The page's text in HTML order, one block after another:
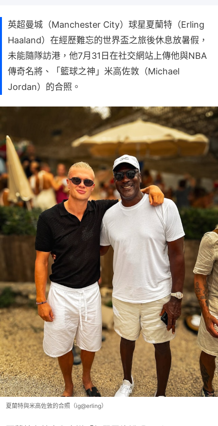
英超曼城（Manchester City）球星夏蘭特（Erling
Haaland）在經歷難忘的世界盃之旅後休息放暑假，
未能隨隊訪港，他7月31日在社交網站上傳他與NBA
傳奇名將、「籃球之神」米高佐敦（Michael
Jordan）的合照。
夏蘭特與米高佐敦的合照（ig@erling）